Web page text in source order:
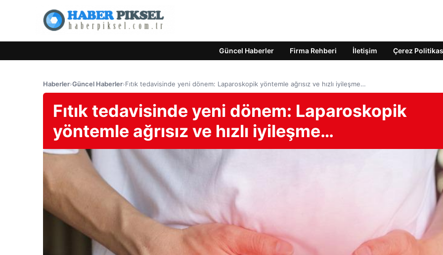
Güncel Haberler Firma Rehberi İletişim Çerez
Haberler›Güncel Haberler›Fıtık tedavisinde yeni dönem: Laparoskopik yöntemle ağrısız ve hızlı iyileşme…
Fıtık tedavisinde yeni dönem: Laparoskopik
yöntemle ağrısız ve hızlı iyileşme…